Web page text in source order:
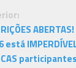
está